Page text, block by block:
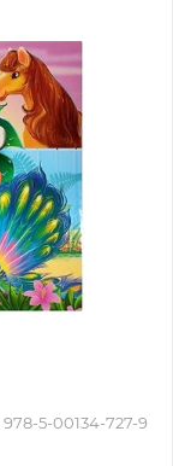
978-5-00134-727-9